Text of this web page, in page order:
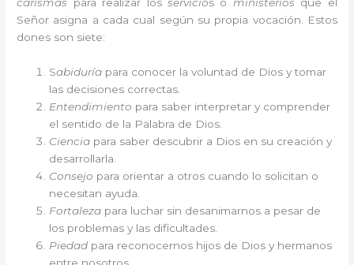
Señor asigna a cada cual según su propia vocación. Estos
dones son siete:
Sabiduría para conocer la voluntad de Dios y tomar
las decisiones correctas.
Entendimiento para saber interpretar y comprender
el sentido de la Palabra de Dios.
Ciencia para saber descubrir a Dios en su creación y
desarrollarla.
Consejo para orientar a otros cuando lo solicitan o
necesitan ayuda.
Fortaleza para luchar sin desanimarnos a pesar de
los problemas y las dificultades.
Piedad para reconocernos hijos de Dios y hermanos